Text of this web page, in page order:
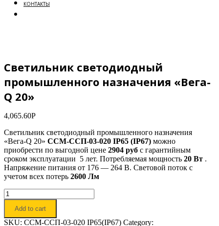
КОНТАКТЫ
Светильник светодиодный
промышленного назначения «Вега-
Q 20»
4,065.60Р
Светильник светодиодный промышленного назначения
«Вега-Q 20» ССМ-ССП-03-020 IP65 (IP67) можно
приобрести по выгодной цене 2904 руб с гарантийным
сроком эксплуатации 5 лет. Потребляемая мощность 20 Вт .
Напряжение питания от 176 — 264 В. Световой поток с
учетом всех потерь 2600 Лм
Светильник
светодиодный
промышленного
назначения
Add to cart
SKU: ССМ-ССП-03-020 IP65(IP67) Category: